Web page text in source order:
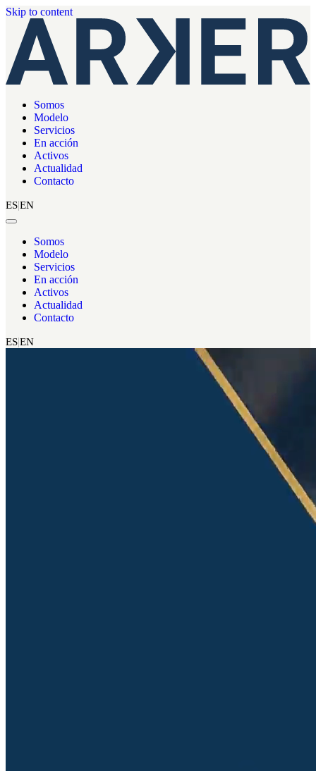
Skip to content
Somos
Modelo
Servicios
En acción
Activos
Actualidad
Contacto
ESEN
Somos
Modelo
Servicios
En acción
Activos
Actualidad
Contacto
ESEN